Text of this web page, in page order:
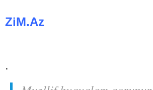
ZiM.Az
.